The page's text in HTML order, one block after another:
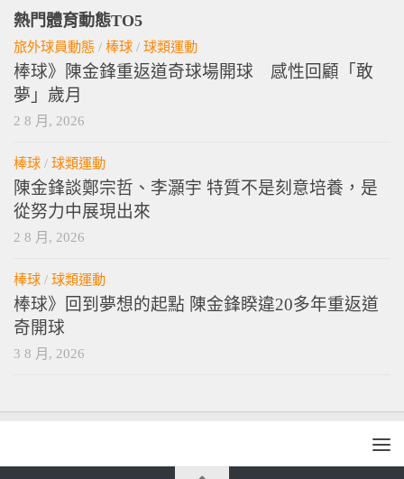
熱門體育動態TO5
旅外球員動態 / 棒球 / 球類運動
棒球》陳金鋒重返道奇球場開球 感性回顧「敢
夢」歲月
2 8 月, 2026
棒球 / 球類運動
陳金鋒談鄭宗哲、李灝宇 特質不是刻意培養，是
從努力中展現出來
2 8 月, 2026
棒球 / 球類運動
棒球》回到夢想的起點 陳金鋒睽違20多年重返道
奇開球
3 8 月, 2026